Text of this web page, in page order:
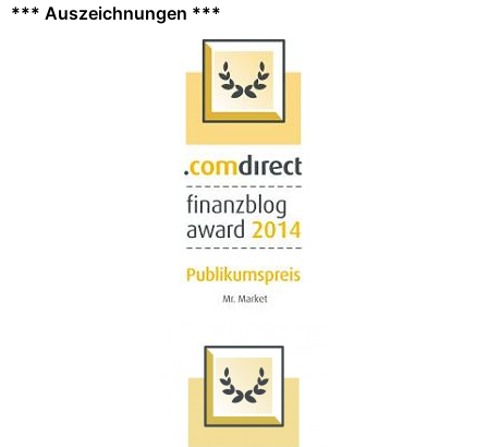
*** Auszeichnungen ***